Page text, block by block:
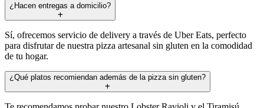
¿Hacen entregas a domicilio?
Sí, ofrecemos servicio de delivery a través de Uber Eats, perfecto
para disfrutar de nuestra pizza artesanal sin gluten en la comodidad
de tu hogar.
¿Qué platos recomiendan además de la pizza sin gluten?